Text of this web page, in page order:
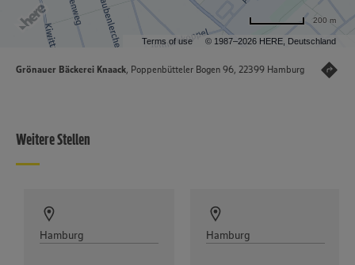
Terms of use © 1987–2026 HERE, Deutschland
200 m
Grönauer Bäckerei Knaack, Poppenbütteler Bogen 96, 22399 Hamburg
Weitere Stellen
Hamburg Hamburg